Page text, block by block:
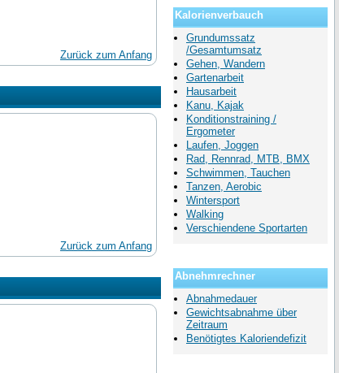
Zurück zum Anfang
Zurück zum Anfang
Kalorienverbauch
Grundumssatz
/Gesamtumsatz
Gehen, Wandern
Gartenarbeit
Hausarbeit
Kanu, Kajak
Konditionstraining /
Ergometer
Laufen, Joggen
Rad, Rennrad, MTB, BMX
Schwimmen, Tauchen
Tanzen, Aerobic
Wintersport
Walking
Verschiendene Sportarten
Abnehmrechner
Abnahmedauer
Gewichtsabnahme über
Zeitraum
Benötigtes Kaloriendefizit